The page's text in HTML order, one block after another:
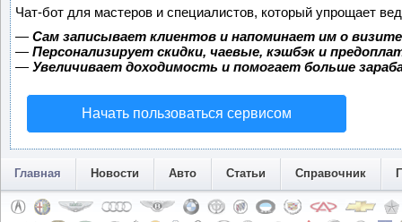
Чат-бот для мастеров и специалистов, который упрощает
— Сам записывает клиентов и напоминает им о
— Персонализирует скидки, чаевые, кэшбэк и
— Увеличивает доходимость и помогает больше
Начать пользоваться сервисом
Главная Новости Авто Статьи Справочник